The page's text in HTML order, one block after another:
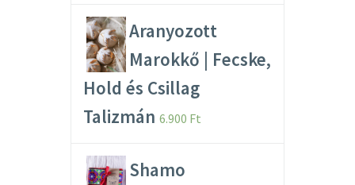
Aranyozott
Marokkő | Fecske,
Hold és Csillag
Talizmán 6.900 Ft
Shamo